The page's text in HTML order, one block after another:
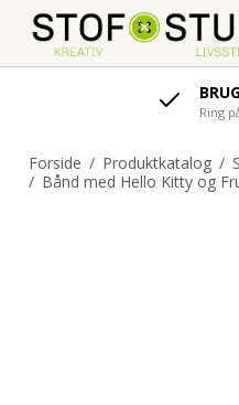
Forside / Produktkatalog /
/ Bånd med Hello Kitty og